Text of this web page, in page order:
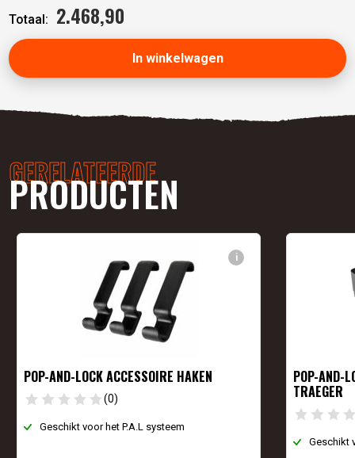
Totaal: 2.468,90
In winkelwagen
GERELATEERDE
PRODUCTEN
i
POP-AND-LOCK ACCESSOIRE HAKEN
(0)
Geschikt voor het P.A.L systeem
POP-AND-
TRAEGER
Geschikt